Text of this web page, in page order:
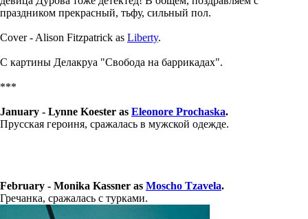
праздником прекрасный, тьфу, сильный пол.
Cover - Alison Fitzpatrick as Liberty.
С картины Делакруа "Свобода на баррикадах".
***
January - Lynne Koester as Eleonore Prochaska.
Прусская героиня, сражалась в мужской одежде.
February - Monika Kassner as Moscho Tzavela.
Гречанка, сражалась с турками.